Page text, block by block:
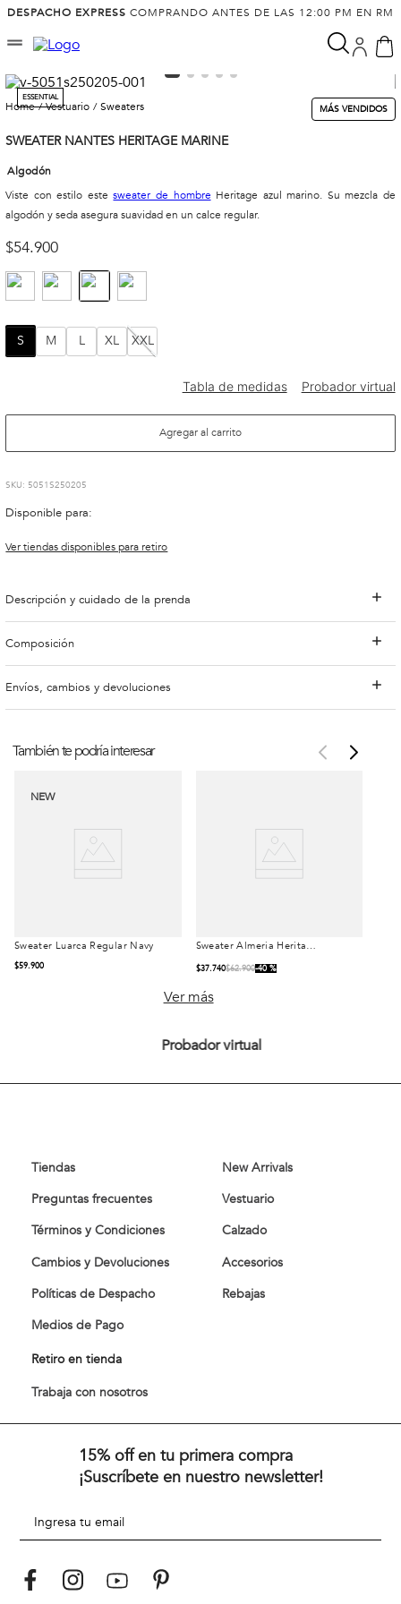
DESPACHO EXPRESS COMPRANDO ANTES DE LAS 12:00 PM EN RM
ESSENTIAL
vestuario sweaters MÁS VENDIDOS
SWEATER NANTES HERITAGE MARINE
Algodón
Viste con estilo estesweater de hombre Heritage azul marino. Su mezcla de
algodón y seda asegura suavidad en un calce regular.
$54.900
S M L XL XXL
Agregar al carrito
: 5051S250205
Disponible para:
Ver tiendas disponibles para retiro
Descripción y cuidado de la prenda
Composición
Envíos, cambios y devoluciones
También te podría interesar
NEW
Sweater Luarca Regular Navy
$59.900
Sweater Almeria Heritage
$37.740$62.900 40 %
Ver más
Probador virtual
Tiendas
Preguntas frecuentes
Términos y Condiciones
Cambios y Devoluciones
Políticas de Despacho
Medios de Pago
Retiro en tienda
Trabaja con nosotros
New Arrivals
Vestuario
Calzado
Accesorios
Rebajas
15% off en tu primera compra
¡Suscríbete en nuestro newsletter!